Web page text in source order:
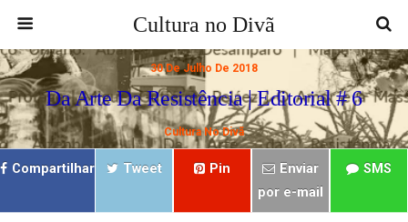
Cultura no Divã
30 De Julho De 2018
Da Arte Da Resistência | Editorial # 6
Cultura No Divã
Compartilhar Tweet Pin
Enviar
por e-mail
SMS